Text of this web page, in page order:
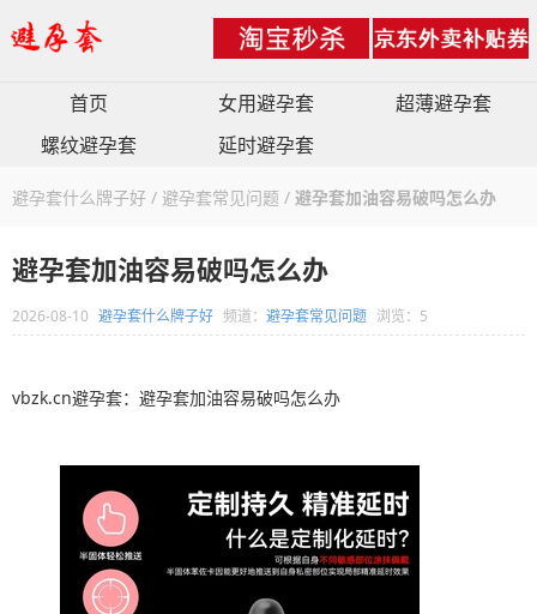
首页 女用避孕套
超薄避孕套
螺纹避孕套
延时避孕套
避孕套什么牌子好 / 避孕套常见问题 / 避孕套加油容易破吗怎么办
避孕套加油容易破吗怎么办
2026-08-10 避孕套什么牌子好 频道： 避孕套常见问题 浏览：5
vbzk.cn避孕套：避孕套加油容易破吗怎么办